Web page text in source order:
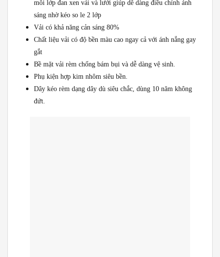
mỗi lớp đan xen vải và lưới giúp dễ dàng điều chỉnh ảnh
sáng nhờ kéo so le 2 lớp
Vải có khả năng cản sáng 80%
Chất liệu vải có độ bền màu cao ngay cả với ánh nắng gay
gắt
Bề mặt vải rèm chống bám bụi và dễ dàng vệ sinh.
Phụ kiện hợp kim nhôm siêu bền.
Dây kéo rèm dạng dây dù siêu chắc, dùng 10 năm không
đứt.